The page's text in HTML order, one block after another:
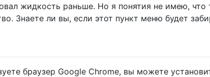
жидкость раньше. Но я понятия не имею, что
Знаете ли вы, если этот пункт меню будет
браузер Google Chrome, вы можете